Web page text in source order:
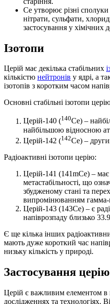
Ce утворює різні
нітрати, сульфати,
застосування у хімічних
Ізотопи
Церій має декілька стабільних
кількістю нейтронів у ядрі, а
ізотопів з коротким часом
Основні стабільні ізотопи
Церій-140 (140Ce) –
найбільшою відносною
Церій-142 (142Ce) –
Радіоактивні ізотопи церію:
Церій-141 (141mCe) –
метастабільності, що
збудженому стані та
випромінюванням
Церій-143 (143Ce) – є
напіврозпаду близько
Є ще кілька інших
мають дуже короткий час
низьку кількість у природі.
Застосування церію
Церій є важливим елементом в
дослідженнях та технологіях.